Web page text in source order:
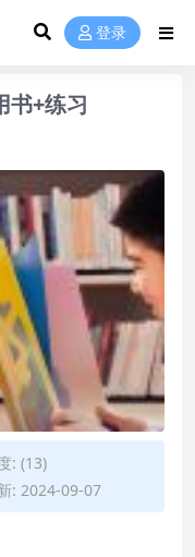
登录
书+练习
: (13)
: 2024-09-07